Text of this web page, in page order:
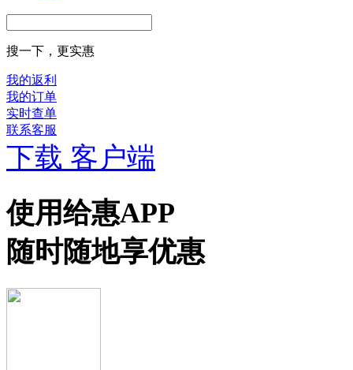
搜一下，更实惠
我的返利
我的订单
实时查单
联系客服
下载 客户端
使用给惠APP
随时随地享优惠